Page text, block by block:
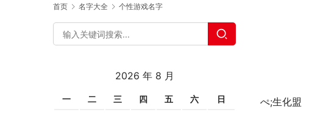
首页 名字大全 个性游戏名字
ぺ;生化盟
2026 年 8 月
一 二 三 四 五 六 日